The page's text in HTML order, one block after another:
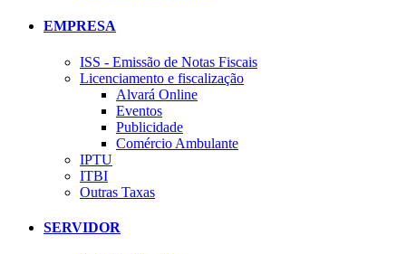
EMPRESA
ISS - Emissão de Notas Fiscais
Licenciamento e fiscalização
Alvará Online
Eventos
Publicidade
Comércio Ambulante
IPTU
ITBI
Outras Taxas
SERVIDOR